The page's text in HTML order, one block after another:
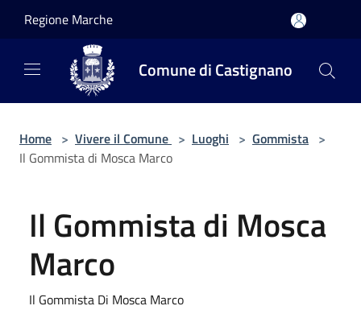
Regione Marche
Comune di Castignano
Home > Vivere il Comune > Luoghi > Gommista >
Il Gommista di Mosca Marco
Il Gommista di Mosca
Marco
Il Gommista Di Mosca Marco